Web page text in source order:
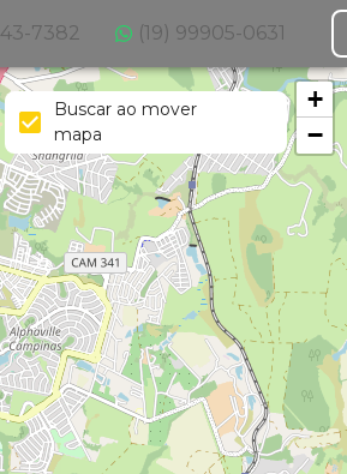
7382 (19) 99905-0631
+
−
Buscar ao mover
mapa